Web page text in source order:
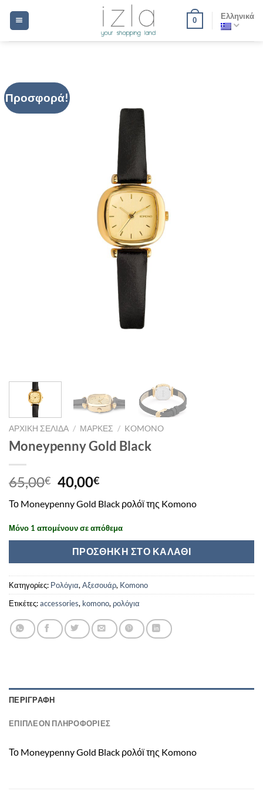
0 Ελληνικά
Προσφορά!
ΑΡΧΙΚΉ ΣΕΛΊΔΑ / ΜΆΡΚΕΣ / KOMONO
Moneypenny Gold Black
65,00€ Original
price
was:
65,00€.
40,00€Η
τρέχουσα
τιμή
είναι:
40,00€.
Το Moneypenny Gold Black ρολόϊ της Komono
Μόνο 1 απομένουν σε απόθεμα
ΠΡΟΣΘΉΚΗ ΣΤΟ ΚΑΛΆΘΙ
Κατηγορίες: Ρολόγια, Αξεσουάρ, Komono
Ετικέτες:accessories, komono, ρολόγια
ΠΕΡΙΓΡΑΦΉ
ΕΠΙΠΛΈΟΝ ΠΛΗΡΟΦΟΡΊΕΣ
Το Moneypenny Gold Black ρολόϊ της Komono